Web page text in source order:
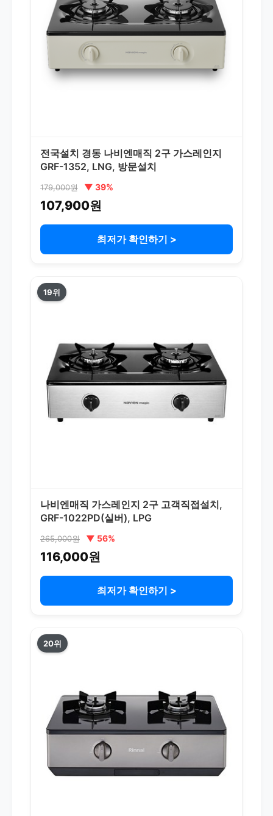
전국설치 경동 나비엔매직 2구 가스레인지
GRF-1352, LNG, 방문설치
179,000원 ▼ 39%
107,900원
최저가 확인하기 >
19위
나비엔매직 가스레인지 2구 고객직접설치,
GRF-1022PD(실버), LPG
265,000원 ▼ 56%
116,000원
최저가 확인하기 >
20위